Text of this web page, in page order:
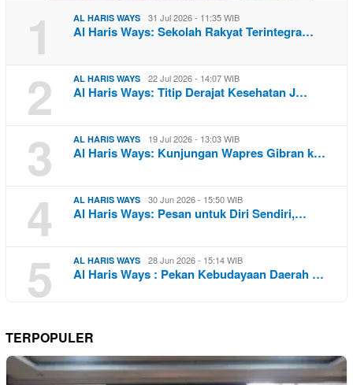
1 AL HARIS WAYS 31 Jul 2026 - 11:35 WIB
Al Haris Ways: Sekolah Rakyat Terintegra…
2 AL HARIS WAYS 22 Jul 2026 - 14:07 WIB
Al Haris Ways: Titip Derajat Kesehatan J…
3 AL HARIS WAYS 19 Jul 2026 - 13:03 WIB
Al Haris Ways: Kunjungan Wapres Gibran k…
4 AL HARIS WAYS 30 Jun 2026 - 15:50 WIB
Al Haris Ways: Pesan untuk Diri Sendiri,…
5 AL HARIS WAYS 28 Jun 2026 - 15:14 WIB
Al Haris Ways : Pekan Kebudayaan Daerah …
TERPOPULER